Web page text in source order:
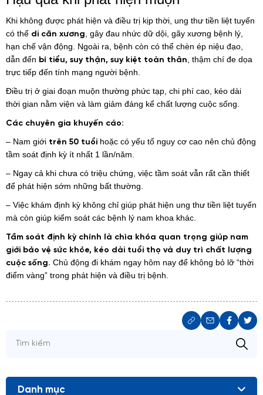
Khi không được phát hiện và điều trị kịp thời, ung thư tiền liệt tuyến
có thể di căn xương , gây đau nhức dữ dội, gãy xương bệnh lý,
hạn chế vận động. Ngoài ra, bệnh còn có thể chèn ép niệu đạo,
dẫn đến bí tiểu, suy thận, suy kiệt toàn thân , thậm chí đe dọa
trực tiếp đến tính mạng người bệnh.
Điều trị ở giai đoạn muộn thường phức tạp, chi phí cao, kéo dài
thời gian nằm viện và làm giảm đáng kể chất lượng cuộc sống.
Các chuyên gia khuyến cáo:
– Nam giới trên 50 tuổi hoặc có yếu tố nguy cơ cao nên chủ động
tầm soát định kỳ ít nhất 1 lần/năm.
– Ngay cả khi chưa có triệu chứng, việc tầm soát vẫn rất cần thiết
để phát hiện sớm những bất thường.
– Việc khám định kỳ không chỉ giúp phát hiện ung thư tiền liệt tuyến
mà còn giúp kiểm soát các bệnh lý nam khoa khác.
Tầm soát định kỳ chính là chìa khóa quan trọng giúp nam
giới bảo vệ sức khỏe, kéo dài tuổi thọ và duy trì chất lượng
cuộc sống. Chủ động đi khám ngay hôm nay để không bỏ lỡ “thời
điểm vàng” trong phát hiện và điều trị bệnh.
Danh mục